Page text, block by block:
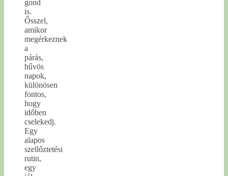
gond
is.
Ősszel,
amikor
megérkeznek
a
párás,
hűvös
napok,
különösen
fontos,
hogy
időben
cselekedj.
Egy
alapos
szellőztetési
rutin,
egy